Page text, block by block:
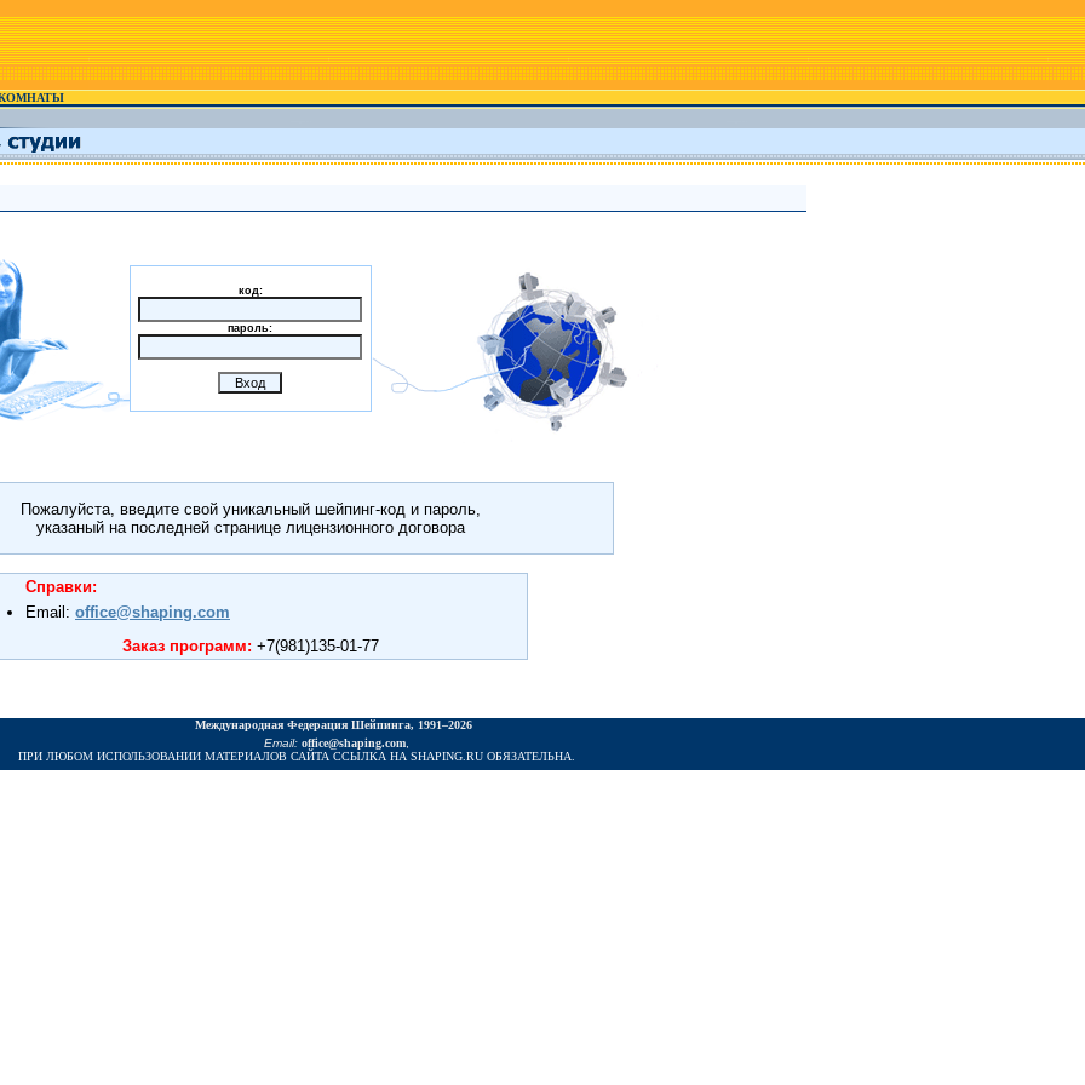
код:
пароль:
Пожалуйста, введите свой уникальный шейпинг-код и пароль,
указаный на последней странице лицензионного договора
Справки:
Email: office@shaping.com
Заказ программ: +7(981)135-01-77
Междунаpодная Федеpация Шейпинга, 1991–2026
Email: office@shaping.com
ЛЮБОМ ИСПОЛЬЗОВАНИИ МАТЕРИАЛОВ САЙТА ССЫЛКА НА SHAPING.RU ОБЯЗАТЕЛЬНА.